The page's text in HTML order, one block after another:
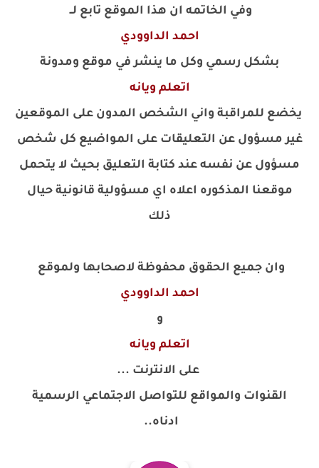
وفي الخاتمه ان هذا الموقع تابع لــ
احمد الداوودي
بشكل رسمي وكل ما ينشر في موقع ومدونة
اتعلم ويانه
يخضع للمراقبة واني الشخص المدون على الموقعين
غير مسؤول عن التعليقات على المواضيع كل شخص
مسؤول عن نفسه عند كتابة التعليق بحيث لا يتحمل
موقعنا المذكوره اعلاه اي مسؤولية قانونية حيال
ذلك
وان جميع الحقوق محفوظة لاصحابها ولموقع
احمد الداوودي
و
اتعلم ويانه
على الانترنت ...
القنوات والمواقع للتواصل الاجتماعي الرسمية
ادناه..